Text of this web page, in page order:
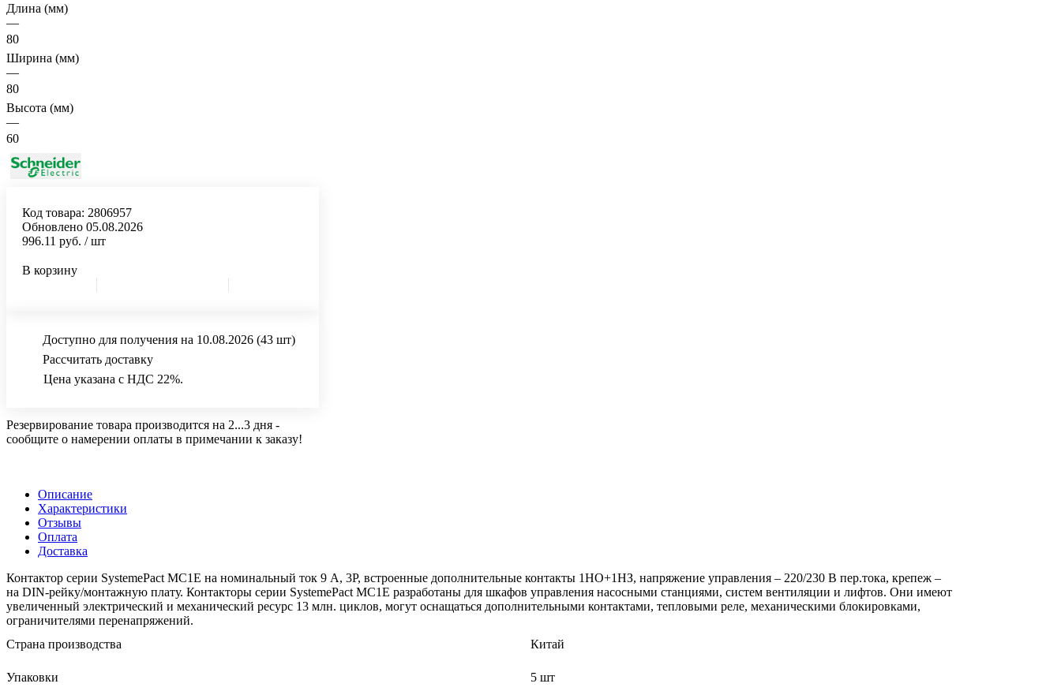
Длина (мм)
—
80
Ширина (мм)
—
80
Высота (мм)
—
60
Код товара: 2806957
Обновлено 05.08.2026
996.11 руб. / шт
В корзину
Доступно для получения на 10.08.2026 (43 шт)
Рассчитать доставку
Цена указана с НДС 22%.
Резервирование товара производится на 2...3 дня -
сообщите о намерении оплаты в примечании к заказу!
Описание
Характеристики
Отзывы
Оплата
Доставка
Контактор серии SystemePact MC1E на номинальный ток 9 А, 3P, встроенные дополнительные контакты 1НО+1НЗ, напряжение управления – 220/230 В пер.тока, крепеж –
на DIN-рейку/монтажную плату. Контакторы серии SystemePact MC1E разработаны для шкафов управления насосными станциями, систем вентиляции и лифтов. Они имеют
увеличенный электрический и механический ресурс 13 млн. циклов, могут оснащаться дополнительными контактами, тепловыми реле, механическими блокировками,
ограничителями перенапряжений.
Страна производства
Китай
Упаковки 5 шт